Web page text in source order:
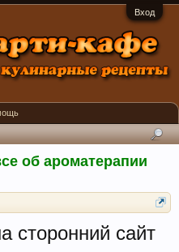
Вход
об ароматерапии
сторонний сайт